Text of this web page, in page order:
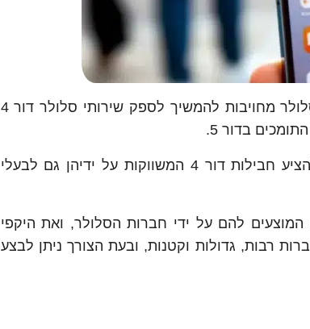
משרד התקשורת פרסם הלילה הבהרה בו הודיע כי כלל חברות הסלולר מחויבות להמשיך לספק שירותי סלולר דור 4
בדור 5.
חברות הסלולר לפי הודעת משרד התקשורת, מחויבות להמשיך להציע חבילות דור 4 המשווקות על ידיהן גם לבעלי
להם על ידי חברות הסלולר, ואת היקפי
רבות, גדולות וקטנות, ובעת הצורך ניתן לבצע